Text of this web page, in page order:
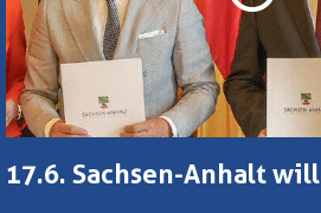
17.6. Sachsen-Anhalt will